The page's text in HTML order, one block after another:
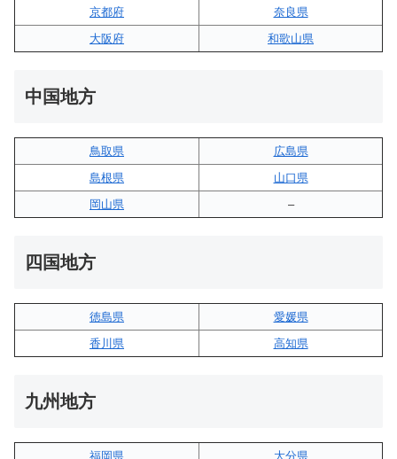
京都府
奈良県
大阪府
和歌山県
中国地方
鳥取県
広島県
島根県
山口県
岡山県
–
四国地方
徳島県
愛媛県
香川県
高知県
九州地方
福岡県 大分県